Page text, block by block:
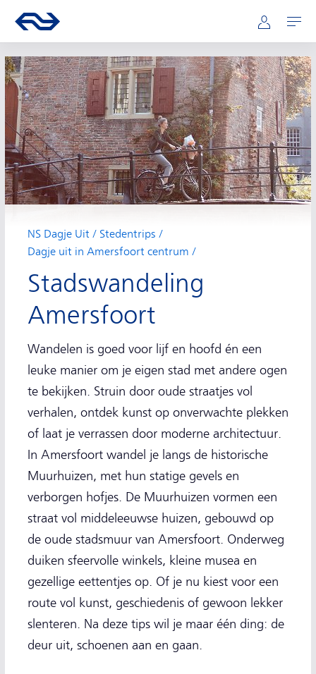
Hoofdnavigatie
Ga naar de homepage van ns.nl Mijn NS
Openen
NS Dagje Uit
Stedentrips
Dagje uit in Amersfoort centrum
Stadswandeling
Amersfoort
Wandelen is goed voor lijf en hoofd én een
leuke manier om je eigen stad met andere ogen
te bekijken. Struin door oude straatjes vol
verhalen, ontdek kunst op onverwachte plekken
of laat je verrassen door moderne architectuur.
In Amersfoort wandel je langs de historische
Muurhuizen, met hun statige gevels en
verborgen hofjes. De Muurhuizen vormen een
straat vol middeleeuwse huizen, gebouwd op
de oude stadsmuur van Amersfoort. Onderweg
duiken sfeervolle winkels, kleine musea en
gezellige eettentjes op. Of je nu kiest voor een
route vol kunst, geschiedenis of gewoon lekker
slenteren. Na deze tips wil je maar één ding: de
deur uit, schoenen aan en gaan.